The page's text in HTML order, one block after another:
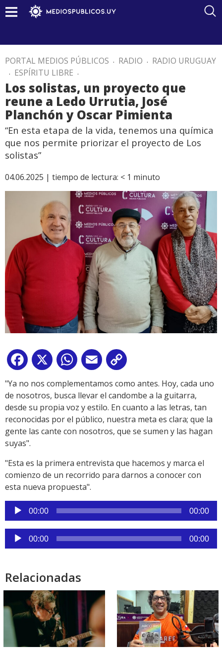
PORTAL MEDIOS PÚBLICOS . RADIO . RADIO URUGUAY
. ESPÍRITU LIBRE .
Los solistas, un proyecto que
reune a Ledo Urrutia, José
Planchón y Oscar Pimienta
“En esta etapa de la vida, tenemos una química
que nos permite priorizar el proyecto de Los
solistas”
04.06.2025 | tiempo de lectura: < 1 minuto
Facebook
X WhatsApp
Email
Link
"Ya no nos complementamos como antes. Hoy, cada uno
de nosotros, busca llevar el candombe a la guitarra,
desde su propia voz y estilo. En cuanto a las letras, tan
reconocidas por el público, nuestra meta es clara; que la
gente las cante con nosotros, que se sumen y las hagan
suyas".
"Esta es la primera entrevista que hacemos y marca el
comienzo de un recorrido para darnos a conocer con
esta nueva propuesta".
Reproductor
de
audio
00:00 00:00
Reproductor
de
00:00 00:00
Relacionadas